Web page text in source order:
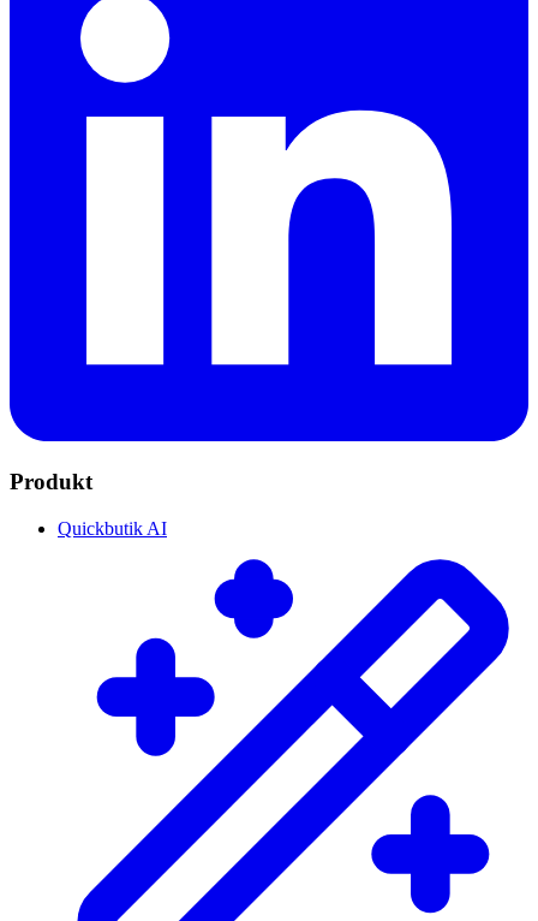
Produkt
Quickbutik AI